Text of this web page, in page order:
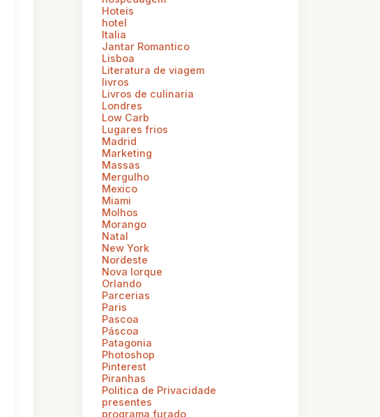
Hoteis
hotel
Italia
Jantar Romantico
Lisboa
Literatura de viagem
livros
Livros de culinaria
Londres
Low Carb
Lugares frios
Madrid
Marketing
Massas
Mergulho
Mexico
Miami
Molhos
Morango
Natal
New York
Nordeste
Nova Iorque
Orlando
Parcerias
Paris
Pascoa
Páscoa
Patagonia
Photoshop
Pinterest
Piranhas
Politica de Privacidade
presentes
programa furado